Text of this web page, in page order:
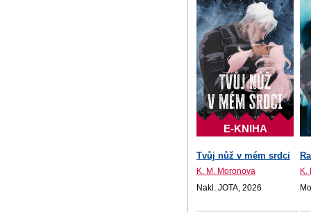
E-KNIHA
Tvůj nůž v mém srdci
K. M. Moronova
Nakl. JOTA, 2026
K.